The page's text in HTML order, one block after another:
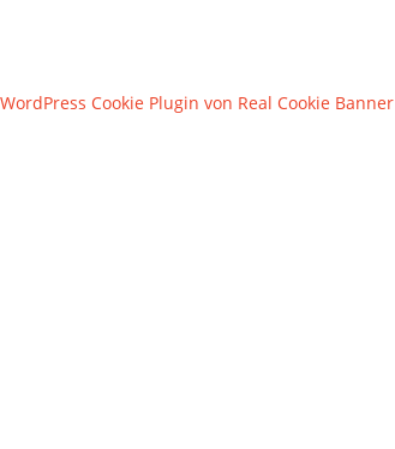
WordPress Cookie Plugin von Real Cookie Banner